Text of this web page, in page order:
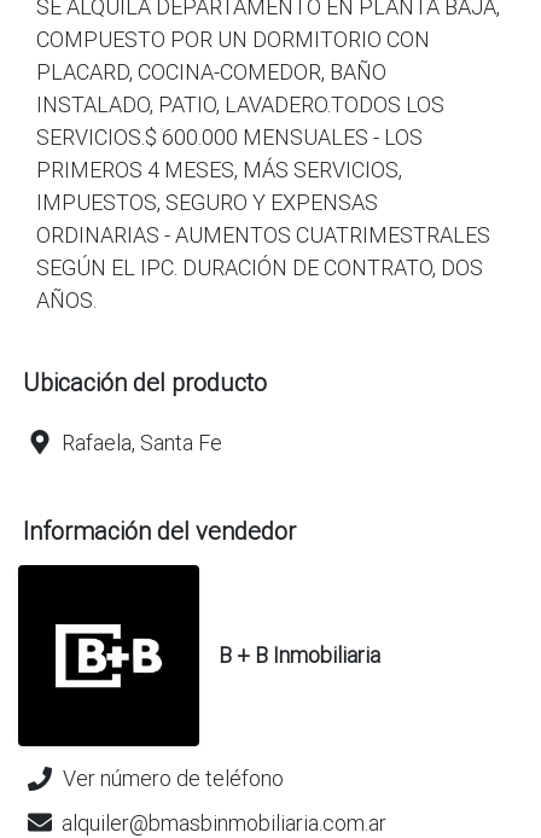
SE ALQUILA DEPARTAMENTO EN PLANTA BAJA,
COMPUESTO POR UN DORMITORIO CON
PLACARD, COCINA-COMEDOR, BAÑO
INSTALADO, PATIO, LAVADERO.TODOS LOS
SERVICIOS.$ 600.000 MENSUALES - LOS
PRIMEROS 4 MESES, MÁS SERVICIOS,
IMPUESTOS, SEGURO Y EXPENSAS
ORDINARIAS - AUMENTOS CUATRIMESTRALES
SEGÚN EL IPC. DURACIÓN DE CONTRATO, DOS
AÑOS.
Ubicación del producto
Rafaela, Santa Fe
Información del vendedor
B + B Inmobiliaria
Ver número de teléfono
alquiler@bmasbinmobiliaria.com.ar